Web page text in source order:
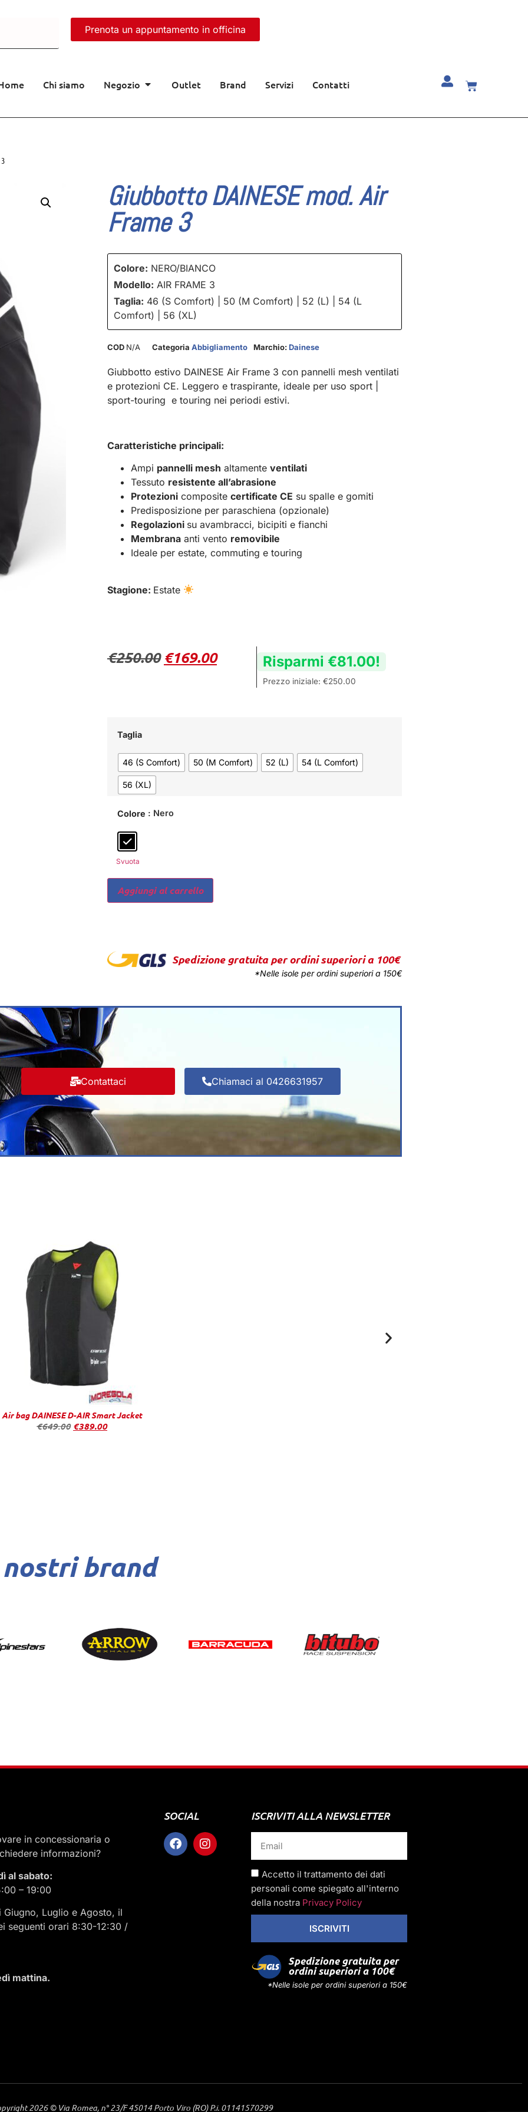
Prenota un appuntamento in officina
Chi siamo Negozio Outlet Brand Servizi Contatti
Giubbotto DAINESE mod. Air
Frame 3
Colore: NERO/BIANCO
Modello: AIR FRAME 3
Taglia: 46 (S Comfort) | 50 (M Comfort) | 52 (L) | 54 (L
Comfort) | 56 (XL)
COD N/A Categoria Abbigliamento Marchio:Dainese
Giubbotto estivo DAINESE Air Frame 3 con pannelli mesh ventilati
e protezioni CE. Leggero e traspirante, ideale per uso sport |
sport-touring e touring nei periodi estivi.
Caratteristiche principali:
Ampi pannelli mesh altamente ventilati
Tessuto resistente all’abrasione
Protezioni composite certificate CE su spalle e gomiti
Predisposizione per paraschiena (opzionale)
Regolazioni su avambracci, bicipiti e fianchi
Membrana anti vento removibile
Ideale per estate, commuting e touring
Stagione: Estate
€250.00 €169.00 Risparmi €81.00!
Prezzo iniziale: €250.00
Taglia
46 (S Comfort) 50 (M Comfort) 52 (L) 54 (L Comfort)
56 (XL)
Colore : Nero
Svuota
Aggiungi al carrello
Spedizione gratuita per ordini superiori a 100€
*Nelle isole per ordini superiori a 150€
Contattaci Chiamaci al 0426631957
Air bag DAINESE D-AIR Smart Jacket
€649.00 €389.00
brand
in concessionaria o
informazioni?
al sabato:
– 19:00
Giugno, Luglio e Agosto, il
seguenti orari 8:30-12:30 /
mattina.
SOCIAL ISCRIVITI ALLA NEWSLETTER
Accetto il trattamento dei dati
personali come spiegato all'interno
della nostra Privacy Policy
ISCRIVITI
Spedizione gratuita per
ordini superiori a 100€
*Nelle isole per ordini superiori a 150€
2026 © Via Romea, n° 23/F 45014 Porto Viro (RO) P.i. 01141570299